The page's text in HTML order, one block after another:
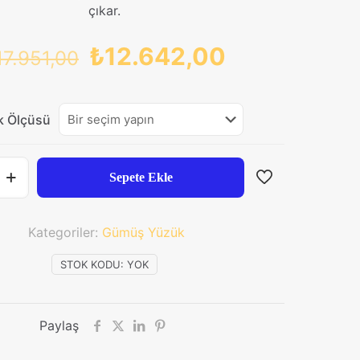
çıkar.
Orijinal
₺17.951,00.
₺12.642,00
fiyat:
₺12.642,00.
Ölçüsü
Sepete Ekle
STOK KODU: YOK
Kategoriler: Gümüş Yüzük
Paylaş